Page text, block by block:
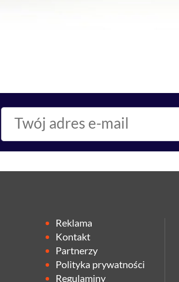
Reklama
Kontakt
Partnerzy
Polityka prywatności
Regulaminy